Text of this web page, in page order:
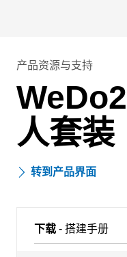
产品资源与支持
人套装
转到产品界面
下载 - 搭建手册